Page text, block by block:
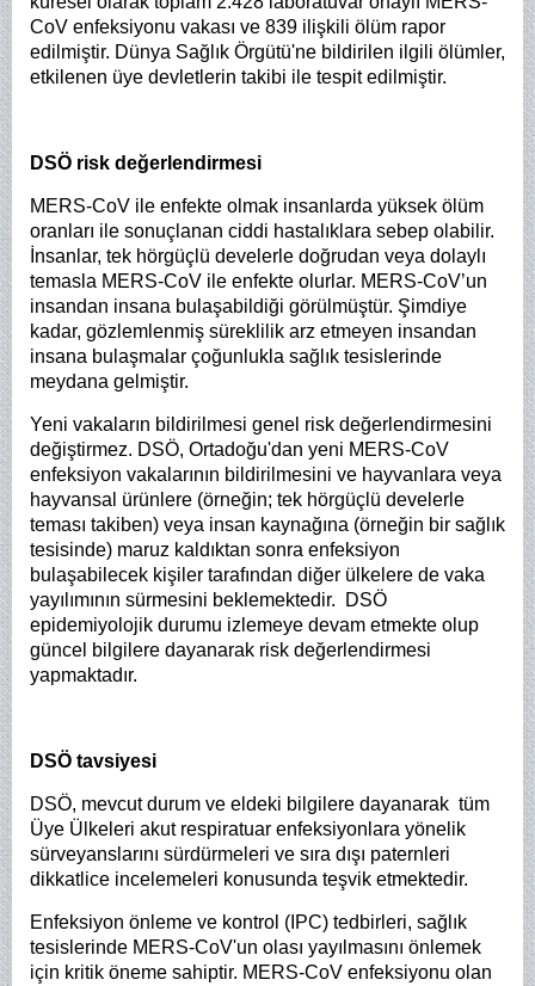
CoV enfeksiyonu vakası ve 839 ilişkili ölüm rapor
edilmiştir. Dünya Sağlık Örgütü'ne bildirilen ilgili ölümler,
etkilenen üye devletlerin takibi ile tespit edilmiştir.
DSÖ risk değerlendirmesi
MERS-CoV ile enfekte olmak insanlarda yüksek ölüm
oranları ile sonuçlanan ciddi hastalıklara sebep olabilir.
İnsanlar, tek hörgüçlü develerle doğrudan veya dolaylı
temasla MERS-CoV ile enfekte olurlar. MERS-CoV’un
insandan insana bulaşabildiği görülmüştür. Şimdiye
kadar, gözlemlenmiş süreklilik arz etmeyen insandan
insana bulaşmalar çoğunlukla sağlık tesislerinde
meydana gelmiştir.
Yeni vakaların bildirilmesi genel risk değerlendirmesini
değiştirmez. DSÖ, Ortadoğu'dan yeni MERS-CoV
enfeksiyon vakalarının bildirilmesini ve hayvanlara veya
hayvansal ürünlere (örneğin; tek hörgüçlü develerle
teması takiben) veya insan kaynağına (örneğin bir sağlık
tesisinde) maruz kaldıktan sonra enfeksiyon
bulaşabilecek kişiler tarafından diğer ülkelere de vaka
yayılımının sürmesini beklemektedir. DSÖ
epidemiyolojik durumu izlemeye devam etmekte olup
güncel bilgilere dayanarak risk değerlendirmesi
yapmaktadır.
DSÖ tavsiyesi
DSÖ, mevcut durum ve eldeki bilgilere dayanarak tüm
Üye Ülkeleri akut respiratuar enfeksiyonlara yönelik
sürveyanslarını sürdürmeleri ve sıra dışı paternleri
dikkatlice incelemeleri konusunda teşvik etmektedir.
Enfeksiyon önleme ve kontrol (IPC) tedbirleri, sağlık
tesislerinde MERS-CoV'un olası yayılmasını önlemek
için kritik öneme sahiptir. MERS-CoV enfeksiyonu olan